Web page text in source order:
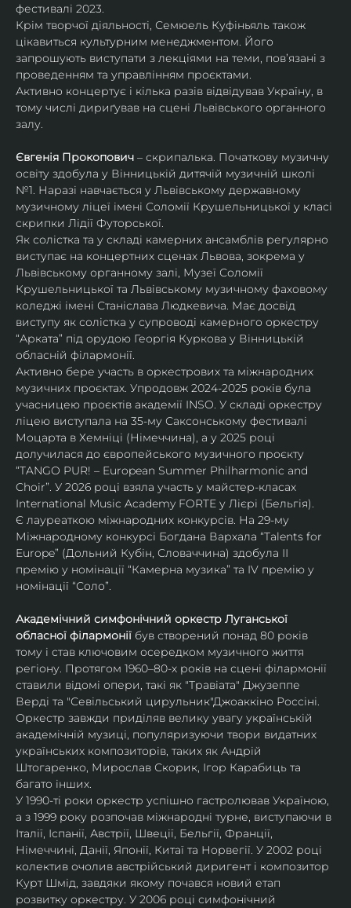
фестивалі 2023.
Крім творчої діяльності, Семюель Куфіньяль також
цікавиться культурним менеджментом. Його
запрошують виступати з лекціями на теми, пов’язані з
проведенням та управлінням проєктами.
Активно концертує і кілька разів відвідував Україну, в
тому числі дириґував на сцені Львівського органного
залу.
Євгенія Прокопович – скрипалька. Початкову музичну
освіту здобула у Вінницькій дитячій музичній школі
№1. Наразі навчається у Львівському державному
музичному ліцеї імені Соломії Крушельницької у класі
скрипки Лідії Футорської.
Як солістка та у складі камерних ансамблів регулярно
виступає на концертних сценах Львова, зокрема у
Львівському органному залі, Музеї Соломії
Крушельницької та Львівському музичному фаховому
коледжі імені Станіслава Людкевича. Має досвід
виступу як солістка у супроводі камерного оркестру
“Арката” під орудою Георгія Куркова у Вінницькій
обласній філармонії.
Активно бере участь в оркестрових та міжнародних
музичних проєктах. Упродовж 2024-2025 років була
учасницею проєктів академії INSO. У складі оркестру
ліцею виступала на 35-му Саксонському фестивалі
Моцарта в Хемніці (Німеччина), а у 2025 році
долучилася до європейського музичного проєкту
“TANGO PUR! – European Summer Philharmonic and
Choir”. У 2026 році взяла участь у майстер-класах
International Music Academy FORTE у Лієрі (Бельгія).
Є лауреаткою міжнародних конкурсів. На 29-му
Міжнародному конкурсі Богдана Вархала “Talents for
Europe” (Дольний Кубін, Словаччина) здобула ІІ
премію у номінації “Камерна музика” та IV премію у
номінації “Соло”.
Академічний симфонічний оркестр Луганської
обласної філармонії був створений понад 80 років
тому і став ключовим осередком музичного життя
регіону. Протягом 1960–80-х років на сцені філармонії
ставили відомі опери, такі як "Травіата" Джузеппе
Верді та "Севільський цирульник"Джоаккіно Россіні.
Оркестр завжди приділяв велику увагу українській
академічній музиці, популяризуючи твори видатних
українських композиторів, таких як Андрій
Штогаренко, Мирослав Скорик, Ігор Карабиць та
багато інших.
У 1990-ті роки оркестр успішно гастролював Україною,
а з 1999 року розпочав міжнародні турне, виступаючи в
Італії, Іспанії, Австрії, Швеції, Бельгії, Франції,
Німеччині, Данії, Японії, Китаї та Норвегії. У 2002 році
колектив очолив австрійський диригент і композитор
Курт Шмід, завдяки якому почався новий етап
розвитку оркестру. У 2006 році симфонічний